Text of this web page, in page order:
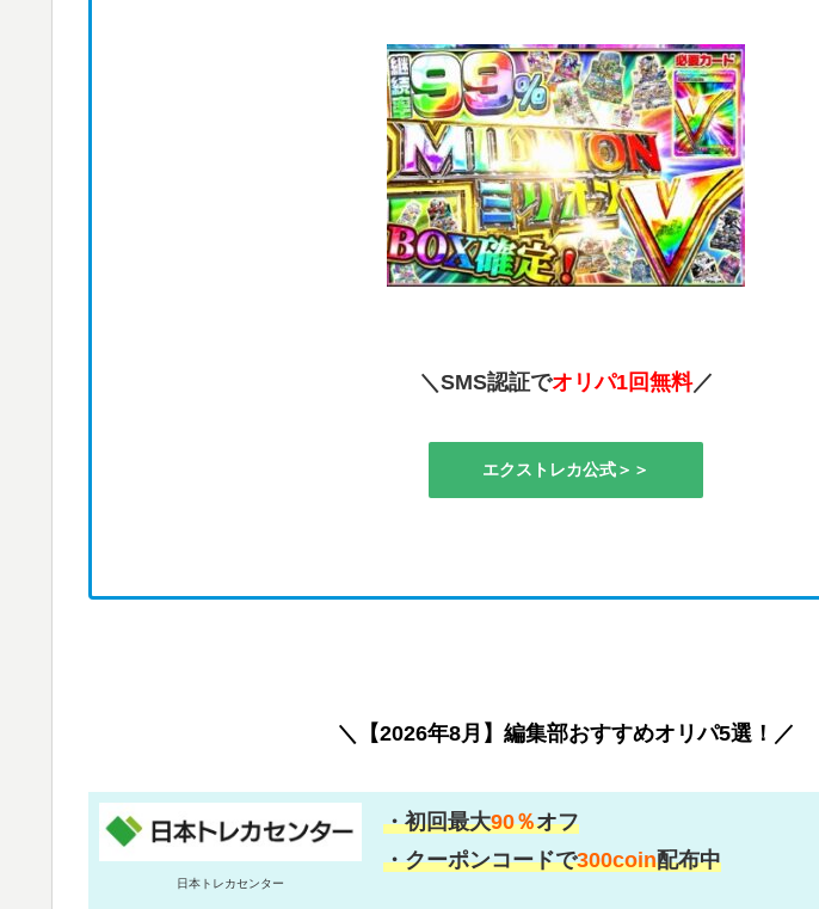
＼SMS認証でオリパ1回無料／
エクストレカ公式＞＞
＼【2026年8月】編集部おすすめオリパ5選！／
日本トレカセンター
・初回最大90％オフ
・クーポンコードで300coin配布中